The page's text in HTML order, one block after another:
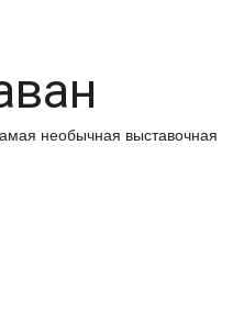
необычная выставочная